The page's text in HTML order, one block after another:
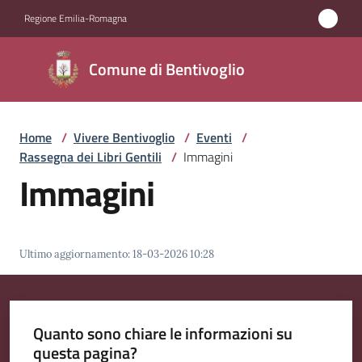
Regione Emilia-Romagna
Comune di Bentivoglio
Comune di
Bentivoglio
Amministrazione
Novità
Vivere
Bentivoglio
Home / Vivere Bentivoglio / Eventi /
Rassegna dei Libri Gentili / Immagini
Immagini
Ultimo aggiornamento:18-03-2026 10:28
Quanto sono chiare le informazioni su
questa pagina?